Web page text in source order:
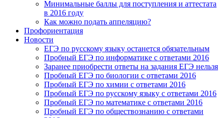
Минимальные баллы для поступления и аттестата
в 2016 году
Как можно подать аппеляцию?
Профориентация
Новости
ЕГЭ по русскому языку останется обязательным
Пробный ЕГЭ по информатике с ответами 2016
Заранее приобрести ответы на задания ЕГЭ нельзя
Пробный ЕГЭ по биологии с ответами 2016
Пробный ЕГЭ по химии с ответами 2016
Пробный ЕГЭ по русскому языку с ответами 2016
Пробный ЕГЭ по математике с ответами 2016
Пробный ЕГЭ по обществознанию с ответами